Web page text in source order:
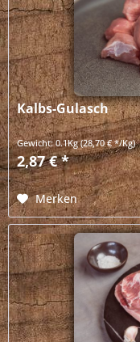
Kalbs-Gulasch
Gewicht:0.1Kg(28,70 € */Kg)
2,87 € *
Merken